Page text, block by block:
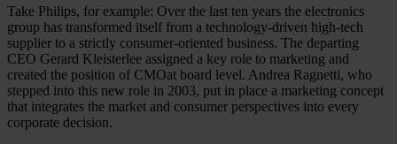
Take Philips, for example: Over the last ten years the electronics
group has transformed itself from a technology-driven high-tech
supplier to a strictly consumer-oriented business. The departing
CEO Gerard Kleisterlee assigned a key role to marketing and
created the position of CMOat board level. Andrea Ragnetti, who
stepped into this new role in 2003, put in place a marketing concept
that integrates the market and consumer perspectives into every
corporate decision.